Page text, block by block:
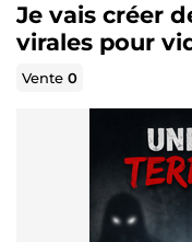
Je vais créer
virales pour
Vente0